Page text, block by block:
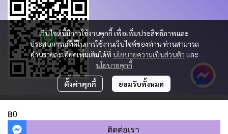
฿0
ติดต่อเรา
เว็บไซต์นี้มีการใช้งานคุกกี้ เพื่อเพิ่มประสิทธิภาพและ
ประสบการณ์ที่ดีในการใช้งานเว็บไซต์ของท่าน ท่านสามารถ
อ่านรายละเอียดเพิ่มเติมได้ที่ นโยบายความเป็นส่วนตัว และ
นโยบายคุกกี้
ตั้งค่าคุกกี้ ยอมรับทั้งหมด
Copyright 2023 | All Rights Reserved | Powered by KBM PART & TRADING
ผู้เข้าชมวันนี้402